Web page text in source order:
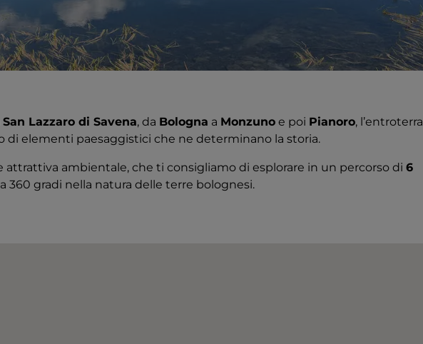
San Lazzaro di Savena, da Bologna a Monzuno e poi Pianoro, l’entroterra
di elementi paesaggistici che ne determinano la storia.
attrattiva ambientale, che ti consigliamo di esplorare in un percorso di 6
360 gradi nella natura delle terre bolognesi.